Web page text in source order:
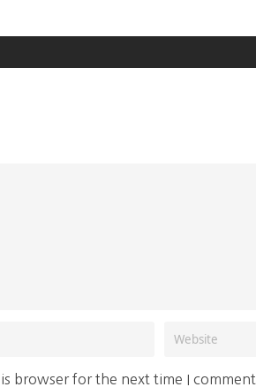
browser for the next time I comment.